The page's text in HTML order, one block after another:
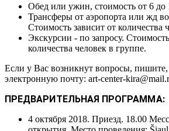
Обед или ужин, стоимость от 6 до
Трансферы от аэропорта или жд
Стоимость зависит от количества
Экскурсии - по запросу.
количества человек в группе.
Если у Вас возникнут вопросы,
электронную почту: art-center-
ПРЕДВАРИТЕЛЬНАЯ ПРОГРАММА:
4 октября 2018. Приезд. 18.00